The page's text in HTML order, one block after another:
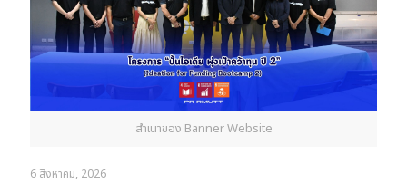
สำเนาของ Banner Website
6 สิงหาคม, 2026